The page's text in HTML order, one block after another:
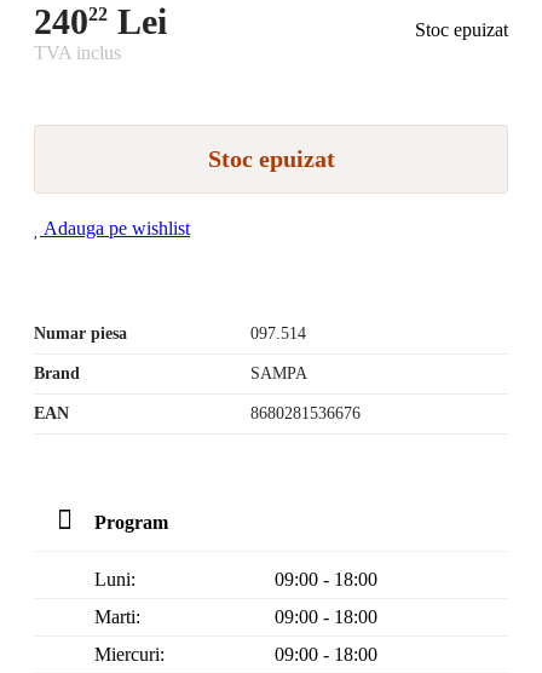
24022 Lei
Stoc epuizat
TVA inclus
Stoc epuizat
Adauga pe wishlist
Numar piesa 097.514
Brand SAMPA
EAN 8680281536676
Program
Luni:
09:00 - 18:00
Marti:
09:00 - 18:00
Miercuri:
09:00 - 18:00